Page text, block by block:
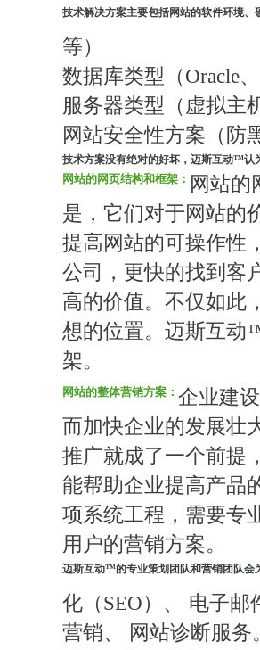
技术解决方案主要包括网站的软件环境、
等）
数据库类型（Oracle
服务器类型（虚拟主
网站安全性方案（防
技术方案没有绝对的好坏，迈斯互动™认
网站的网页结构和框架： 网站的
是，它们对于网站的
提高网站的可操作性
公司，更快的找到客
高的价值。不仅如此
想的位置。迈斯互动
架。
网站的整体营销方案： 企业建
而加快企业的发展壮
推广就成了一个前提
能帮助企业提高产品
项系统工程，需要专
用户的营销方案。
迈斯互动™的专业策划团队和营销团队会
化（SEO）、 电子邮
营销、 网站诊断服务